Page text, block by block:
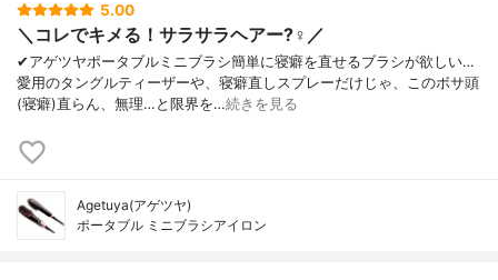
5.00
＼コレでキメる！サラサラヘアー?‍♀️／
✔︎アゲツヤポータブルミニブラシ簡単に寝癖を直せるブラシが欲しい…
愛用のタングルティーザーや、寝癖直しスプレーだけじゃ、このボサ頭
(寝癖)直らん、無理…と限界を…続きを見る
Agetuya(アゲツヤ)
ポータブル ミニブラシアイロン